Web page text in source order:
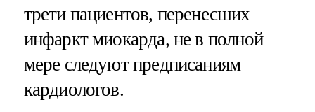
трети пациентов, перенесших
инфаркт миокарда, не в полной
мере следуют предписаниям
кардиологов.